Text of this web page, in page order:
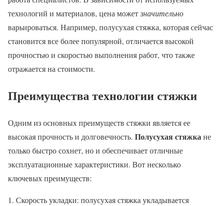
технологий и материалов, цена можетзначительно
варьироваться. Например, полусухая стяжка, которая сейчас
становится все более популярной, отличается высокой
прочностью и скоростью выполнения работ, что также
отражается на стоимости.
Преимущества технологии стяжки
Одним из основных преимуществ стяжки является ее
высокая прочность и долговечность. Полусухая стяжкане
только быстро сохнет, но и обеспечивает отличные
эксплуатационные характеристики. Вот несколько
ключевых преимуществ:
Скорость укладки: полусухая стяжка укладывается